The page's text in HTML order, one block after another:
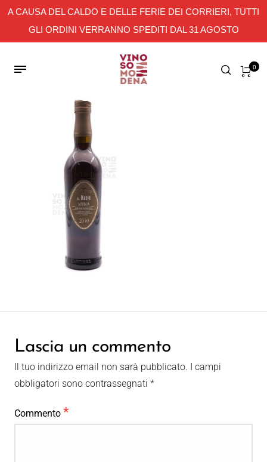
A CAUSA DEL CALDO E DELLE FERIE DEI CORRIERI, TUTTI
GLI ORDINI VERRANNO SPEDITI DAL 31 AGOSTO
0
Lascia un commento
Il tuo indirizzo email non sarà pubblicato. I campi
obbligatori sono contrassegnati *
Commento *